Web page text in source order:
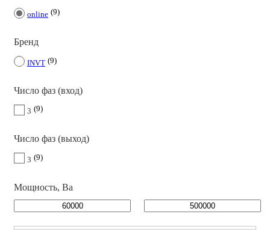
online 9
Бренд
INVT 9
Число фаз (вход)
3 9
Число фаз (выход)
3 9
Мощность, Ва